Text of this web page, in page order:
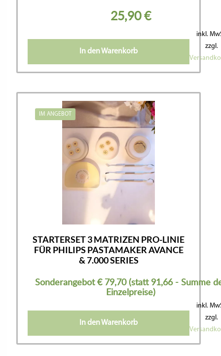
25,90€
In den Warenkorb
inkl.
zzgl.
IM ANGEBOT
STARTERSET 3 MATRIZEN PRO-LINIE
FÜR PHILIPS PASTAMAKER AVANCE
& 7.000 SERIES
Sonderangebot € 79,70 (statt 91,66 - Summe
Einzelpreise)
In den Warenkorb
inkl.
zzgl.